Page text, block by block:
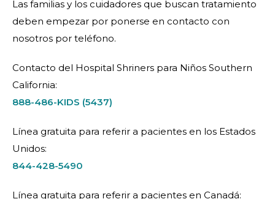
Las familias y los cuidadores que buscan tratamiento
deben empezar por ponerse en contacto con
nosotros por teléfono.
Contacto del Hospital Shriners para Niños Southern
California:
888-486-KIDS (5437)
Línea gratuita para referir a pacientes en los Estados
Unidos:
844-428-5490
Línea gratuita para referir a pacientes en Canadá: